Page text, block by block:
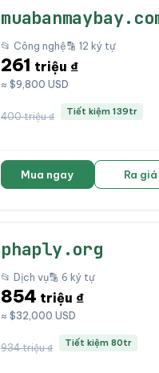
📂 Công nghệ🔡 12 ký tự
261 triệu ₫
≈ $9,800 USD
400 triệu ₫ Tiết kiệm 139tr
Mua ngay Ra giá
phaply.org
📂 Dịch vụ🔡 6 ký tự
854 triệu ₫
≈ $32,000 USD
934 triệu ₫ Tiết kiệm 80tr